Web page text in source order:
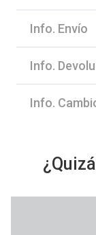
Info. Envío
Info.
Info.